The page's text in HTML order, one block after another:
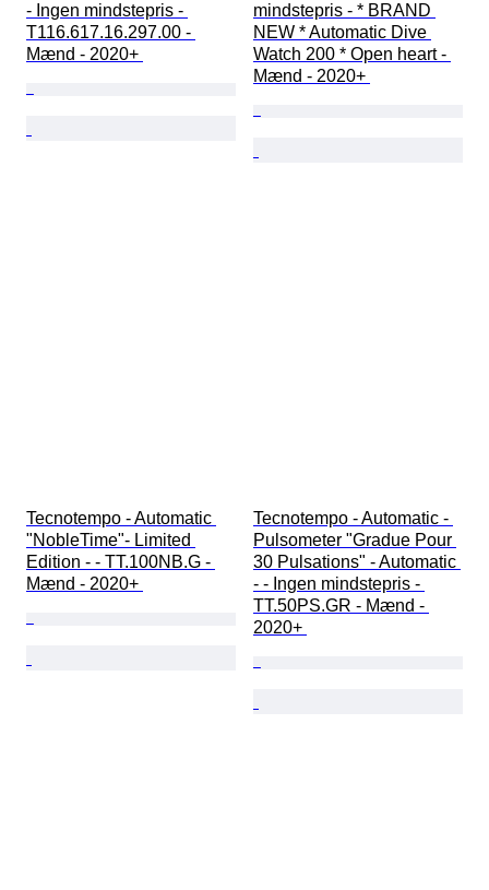
- Ingen mindstepris -
T116.617.16.297.00 -
Mænd - 2020+
mindstepris - * BRAND
NEW * Automatic Dive
Watch 200 * Open heart -
Mænd - 2020+
Tecnotempo - Automatic
"NobleTime"- Limited
Edition - - TT.100NB.G -
Mænd - 2020+
Tecnotempo - Automatic -
Pulsometer "Gradue Pour
30 Pulsations" - Automatic
- - Ingen mindstepris -
TT.50PS.GR - Mænd -
2020+